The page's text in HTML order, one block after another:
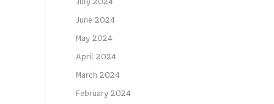
June 2024
May 2024
April 2024
March 2024
February 2024